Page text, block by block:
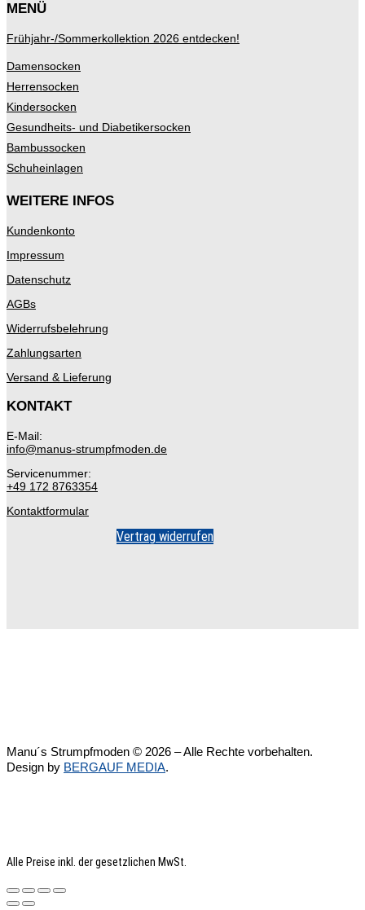
MENÜ
Frühjahr-/Sommerkollektion 2026 entdecken!
Damensocken
Herrensocken
Kindersocken
Gesundheits- und Diabetikersocken
Bambussocken
Schuheinlagen
WEITERE INFOS
Kundenkonto
Impressum
Datenschutz
AGBs
Widerrufsbelehrung
Zahlungsarten
Versand & Lieferung
KONTAKT
E-Mail:
info@manus-strumpfmoden.de
Servicenummer:
+49 172 8763354
Kontaktformular
Vertrag widerrufen
Manu´s Strumpfmoden © 2026 – Alle Rechte vorbehalten.
Design by BERGAUF MEDIA.
Alle Preise inkl. der gesetzlichen MwSt.